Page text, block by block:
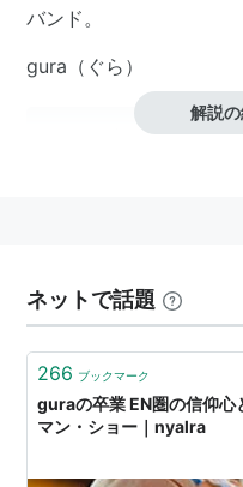
バンド。
gura（ぐら）
落合智彦(Erectric
繊細さとダイナミッ
即興的要素を感じる
外のアーティストと
異なった指向を持つ
り出す音風景は映画の
解説
ネットで話題
266 ブックマーク
guraの卒業 EN圏の信仰心
マン・ショー｜nyalra